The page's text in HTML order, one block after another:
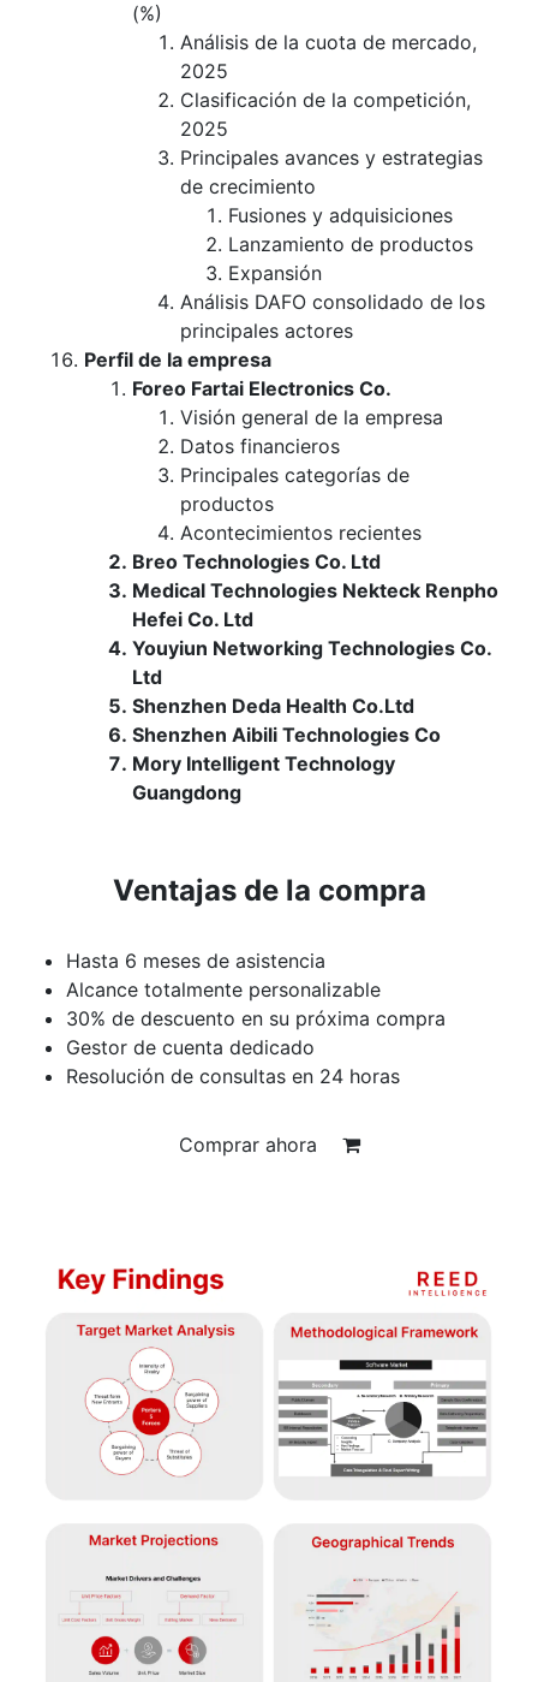
(%)
Análisis de la cuota de mercado,
2025
Clasificación de la competición,
2025
Principales avances y estrategias
de crecimiento
Fusiones y adquisiciones
Lanzamiento de productos
Expansión
Análisis DAFO consolidado de los
principales actores
Perfil de la empresa
Foreo Fartai Electronics Co.
Visión general de la empresa
Datos financieros
Principales categorías de
productos
Acontecimientos recientes
Breo Technologies Co. Ltd
Medical Technologies Nekteck Renpho
Hefei Co. Ltd
Youyiun Networking Technologies Co.
Ltd
Shenzhen Deda Health Co.Ltd
Shenzhen Aibili Technologies Co
Mory Intelligent Technology
Guangdong
Ventajas de la compra
Hasta 6 meses de asistencia
Alcance totalmente personalizable
30% de descuento en su próxima compra
Gestor de cuenta dedicado
Resolución de consultas en 24 horas
Comprar ahora